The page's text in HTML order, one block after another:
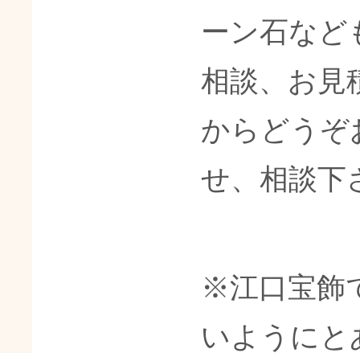
ーン石など
相談、お見
からどうぞ
せ、相談下
※江口宝飾
いように